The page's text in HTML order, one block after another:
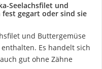
Seelachsfilet und
gegart oder sind sie
und Buttergemüse
Es handelt sich
gut ohne Zähne